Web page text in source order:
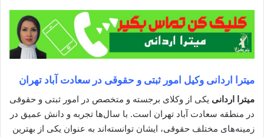
میترا اردانی وکیل امور ثبتی و حقوقی در سعادت آباد تهران
میترا اردانی یکی از وکلای برجسته و متخصص در امور ثبتی و حقوقی
در منطقه سعادت آباد تهران است. با سال‌ها تجربه و دانش عمیق در
زمینه‌های مختلف حقوقی، ایشان توانسته‌اند به عنوان یکی از بهترین